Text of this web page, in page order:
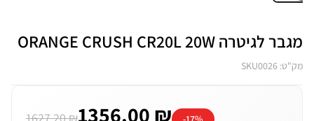
מגבר לגיטרה ORANGE CRUSH CR20L 20W
מק"ט: SKU0026
1356.00 ₪